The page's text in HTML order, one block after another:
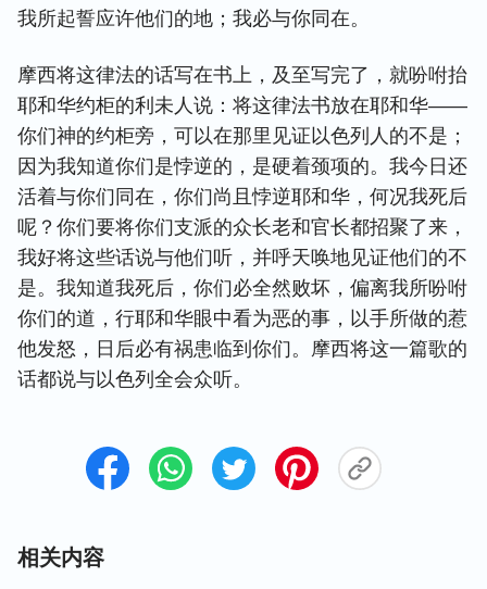
我所起誓应许他们的地；我必与你同在。
摩西将这律法的话写在书上，及至写完了，就吩咐抬
耶和华约柜的利未人说：将这律法书放在耶和华——
你们神的约柜旁，可以在那里见证以色列人的不是；
因为我知道你们是悖逆的，是硬着颈项的。我今日还
活着与你们同在，你们尚且悖逆耶和华，何况我死后
呢？你们要将你们支派的众长老和官长都招聚了来，
我好将这些话说与他们听，并呼天唤地见证他们的不
是。我知道我死后，你们必全然败坏，偏离我所吩咐
你们的道，行耶和华眼中看为恶的事，以手所做的惹
他发怒，日后必有祸患临到你们。摩西将这一篇歌的
话都说与以色列全会众听。
相关内容